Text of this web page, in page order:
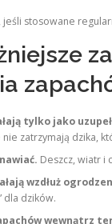
jeśli stosowane
tylko jako
zatrzymają dzika,
Deszcz, wiatr i
wzdłuż
dla dzików.
wewnątrz